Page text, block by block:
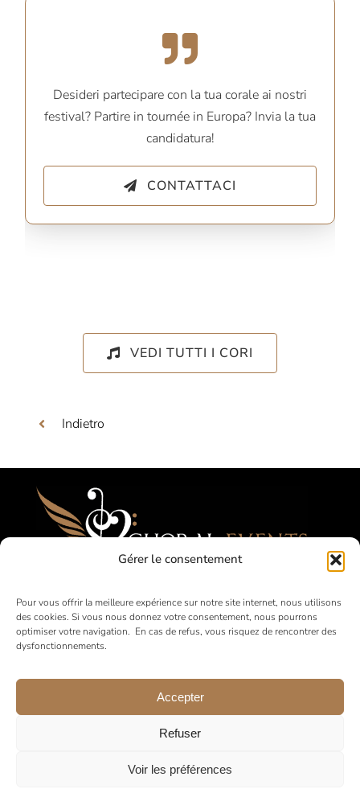
Gérer le consentement
Pour vous offrir la meilleure expérience sur notre site internet, nous utilisons
des cookies. Si vous nous donnez votre consentement, nous pourrons
optimiser votre navigation. En cas de refus, vous risquez de rencontrer des
dysfonctionnements.
Accepter
Refuser
Voir les préférences
Desideri partecipare con la tua corale ai nostri
festival? Partire in tournée in Europa? Invia la tua
candidatura!
CONTATTACI
VEDI TUTTI I CORI
Indietro
Festival, Concorsi, Tournées per Cori
Amatoriali